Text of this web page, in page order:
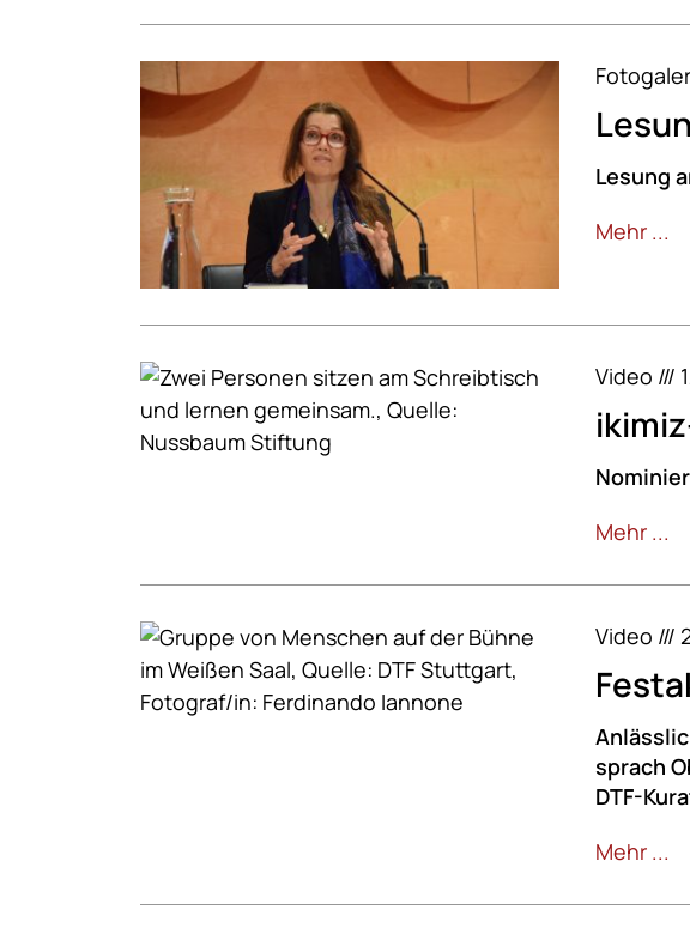
Lesung
Mehr ...
Video ///
Mehr ...
Video ///
sprach
DTF-
Mehr ...